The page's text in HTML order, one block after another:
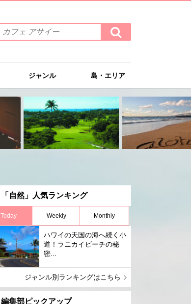
検
索
す
ジャンル 島・エリア
「自然」人気ランキング
Today Weekly Monthly
ハワイの天国の海へ続く小
道！ラニカイビーチの秘
密...
ジャンル別ランキングはこちら
編集部ピックアップ